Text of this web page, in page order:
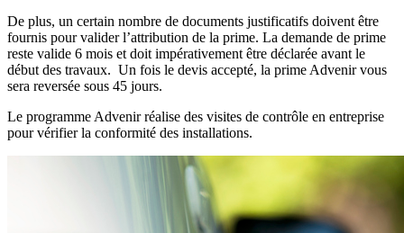
De plus, un certain nombre de documents justificatifs doivent être
fournis pour valider l’attribution de la prime. La demande de prime
reste valide 6 mois et doit impérativement être déclarée avant le
début des travaux. Un fois le devis accepté, la prime Advenir vous
sera reversée sous 45 jours.
Le programme Advenir réalise des visites de contrôle en entreprise
pour vérifier la conformité des installations.